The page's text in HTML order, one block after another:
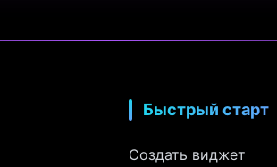
Быстрый старт
Создать виджет